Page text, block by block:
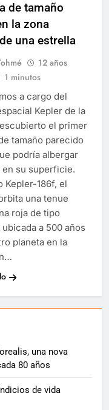
de tamaño
la zona
una estrella
12 años
1 minutos
a cargo del
Kepler de la
el primer
tamaño parecido
podría albergar
en su superficie.
Kepler-186f, el
una tenue
roja de tipo
a 500 años
planeta en la
una nova
80 años
de vida